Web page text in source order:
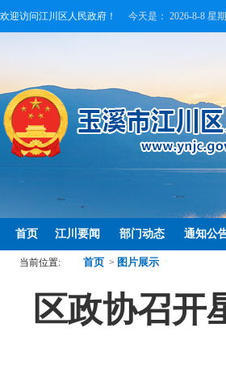
欢迎访问江川区人民政府！ 今天是： 2026-8-8 星
首页 江川要闻 部门动态 通知公
当前位置: 首页 > 图片展示
区政协召开